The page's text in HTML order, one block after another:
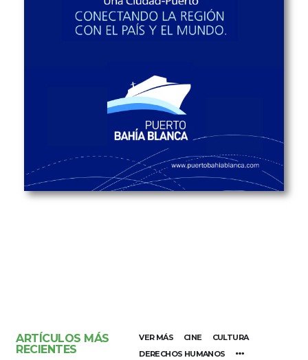
ARTÍCULOS MÁS
RECIENTES
VER MÁS CINE
CULTURA
DERECHOS HUMANOS